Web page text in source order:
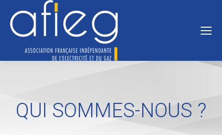
QUI SOMMES-NOUS ?